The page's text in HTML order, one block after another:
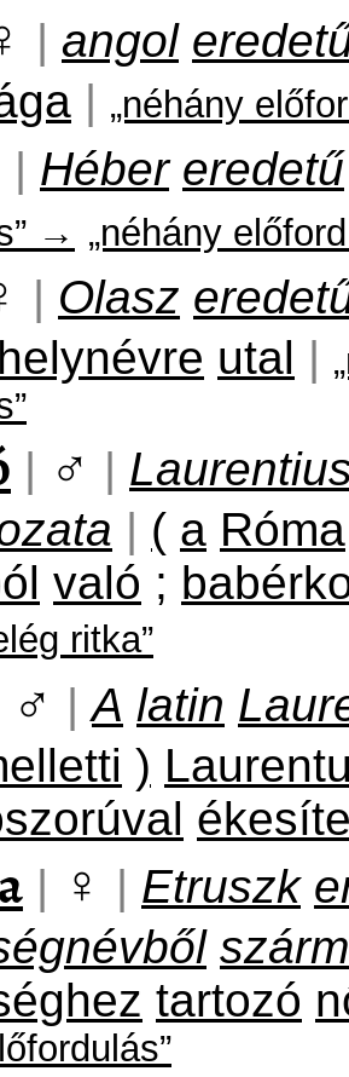
| angol
| „néhány
| Héber eredetű
→ „néhány
| Olasz
helynévre utal |
| ♂ |
| ( a Róma
való ;
ritka”
♂ | A latin
)
| ♀ | Etruszk
tartozó